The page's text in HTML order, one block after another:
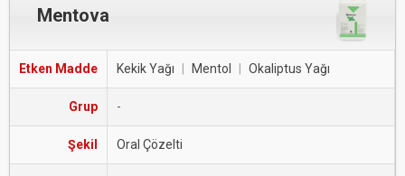
Mentova
Etken Madde Kekik Yağı Mentol Okaliptus Yağı
Grup -
Şekil Oral Çözelti